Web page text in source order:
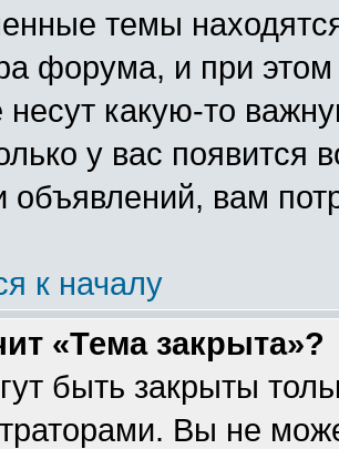
темы
форума, и при
несут какую-то
у вас появится
объявлений, вам
к началу
«Тема закрыта»?
быть закрыты
Вы не